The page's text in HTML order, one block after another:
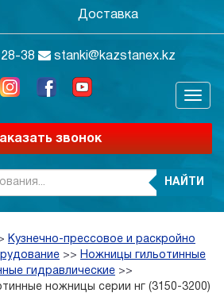
Доставка
38 stanki@kazstanex.kz
звонок
НАЙТИ
Кузнечно-прессовое и раскройно
>> Ножницы гильотинные
гидравлические >>
ножницы серии нг (3150-3200)